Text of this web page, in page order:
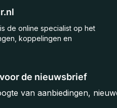
de nieuwsbrief
van aanbiedingen,
de online specialist op het
koppelingen en